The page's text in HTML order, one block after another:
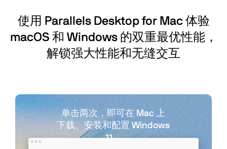
使用 Parallels Desktop for Mac 体验
macOS 和 Windows 的双重最优性能，
解锁强大性能和无缝交互
单击两次，即可在 Mac 上
下载、安装和配置 Windows
11。